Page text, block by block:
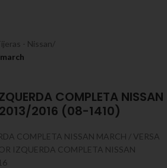
- Nissan
COMPLETA NISSAN
2016 (08-1410)
COMPLETA NISSAN MARCH / VERSA
IZQUERDA COMPLETA NISSAN